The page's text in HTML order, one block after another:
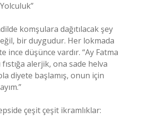
komşulara dağıtılacak şey
bir duygudur. Her lokmada
ince düşünce vardır. “Ay Fatma
fıstığa alerjik, ona sade helva
diyete başlamış, onun için
çeşit çeşit ikramlıklar: